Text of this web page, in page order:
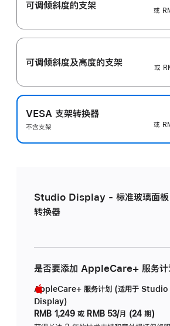
可调倾斜度的支架
或
可调倾斜度及高‍度的支‍架
或
VESA 支架转换器
不含支架
或
Studio Display - 标准玻璃面
转换器
是否要添加 AppleCare+ 服务计
AppleCare+ 服务计划 (适用于 Studio
Display)
RMB 1,249 或 RMB 53/月 (24 期)